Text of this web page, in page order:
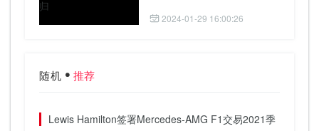
2024-01-29 16:00:26
随机 推荐
Lewis Hamilton签署Mercedes-AMG F1交易2021季